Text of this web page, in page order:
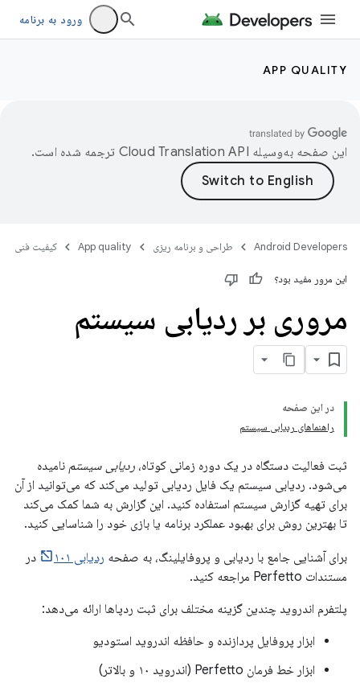
ورود به برنامه
APP QUALITY
این صفحه به‌وسیله ترجمه شده است.
Android Developers طراحی و برنامه ریزی App quality کیفیت فنی
این مرور مفید بود؟
مروری بر ردیابی سیستم
در این صفحه
راهنماهای ردیابی سیستم
ثبت فعالیت دستگاه در یک دوره زمانی کوتاه، ردیابی سیستم نامیده
می‌شود. ردیابی سیستم یک فایل ردیابی تولید می‌کند که می‌توانید از آن
برای تهیه گزارش سیستم استفاده کنید. این گزارش به شما کمک می‌کند
تا بهترین روش برای بهبود عملکرد برنامه یا بازی خود را شناسایی کنید.
برای آشنایی جامع با ردیابی و پروفایلینگ، به صفحه ردیابی ۱۰۱
در
مستندات Perfetto مراجعه کنید.
پلتفرم اندروید چندین گزینه مختلف برای ثبت ردپاها ارائه می‌دهد:
ابزار پروفایل پردازنده و حافظه اندروید استودیو
ابزار خط فرمان Perfetto (اندروید ۱۰ و بالاتر)